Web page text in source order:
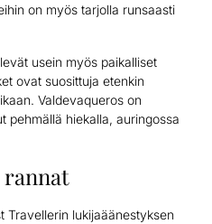
on myös tarjolla runsaasti
usein myös paikalliset
ovat suosittuja etenkin
Valdevaqueros on
pehmällä hiekalla, auringossa
rannat
Travellerin lukijaäänestyksen